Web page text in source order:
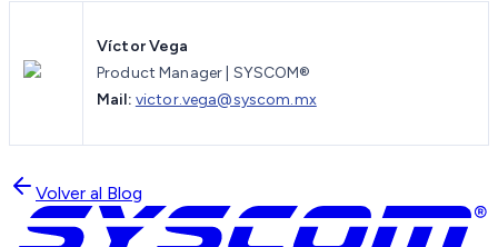
Víctor Vega
Product Manager | SYSCOM®
Mail: victor.vega@syscom.mx
Volver al Blog